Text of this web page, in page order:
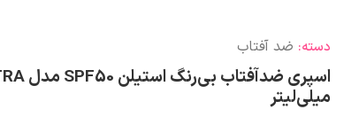
دسته: ضد آفتاب
میلی‌لیتر